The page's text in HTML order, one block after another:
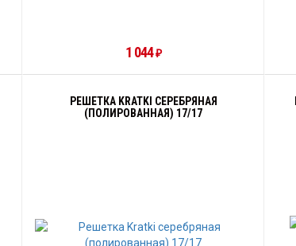
1 044₽
РЕШЕТКА KRATKI СЕРЕБРЯНАЯ
(ПОЛИРОВАННАЯ) 17/17